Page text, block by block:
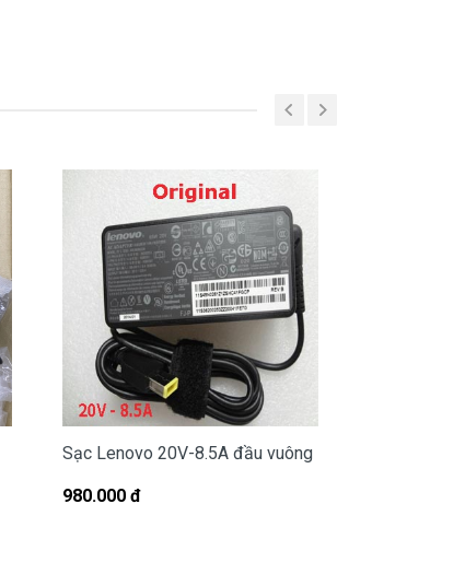
Sạc Lenovo 20V-8.5A đầu vuông
980.000 đ